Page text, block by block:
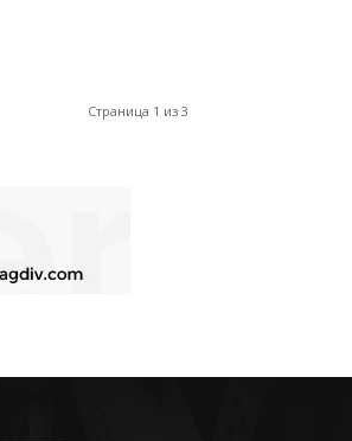
Страница 1 из 3